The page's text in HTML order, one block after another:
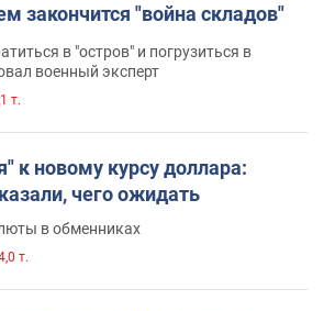
закончится "война складов"
в "остров" и погрузиться в
военный эксперт
т.
к новому курсу доллара:
чего ожидать
в обменниках
т.